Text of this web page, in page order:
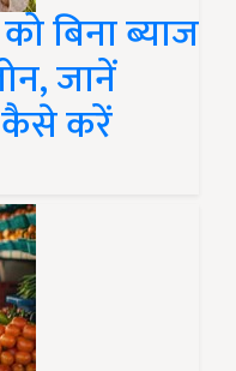
बिना ब्याज
जानें
कैसे करें